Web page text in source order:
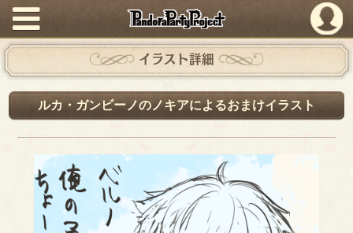
PandoraPartyProject
イラスト詳細
ルカ・ガンビーノのノキアによるおまけイラスト